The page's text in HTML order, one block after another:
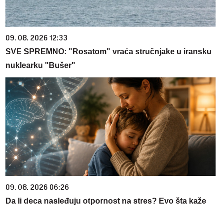
09. 08. 2026 12:33
SVE SPREMNO: "Rosatom" vraća stručnjake u iransku
nuklearku "Bušer"
09. 08. 2026 06:26
Da li deca nasleđuju otpornost na stres? Evo šta kaže